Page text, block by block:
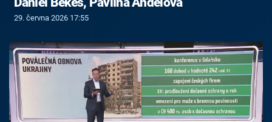
29. června 2026 17:55